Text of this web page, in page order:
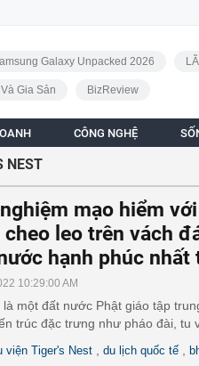
Galaxy Unpacked 2026
Gia Sản BizReview
CÔNG NGHỆ
NEST
mạo hiểm
cheo leo trên vách
hạnh phúc nhất
10:29:00 AM
là một đất nước Phật giáo tập
trúc đặc trưng như pháo đài, tu
viện Tiger's Nest du lịch quốc tế